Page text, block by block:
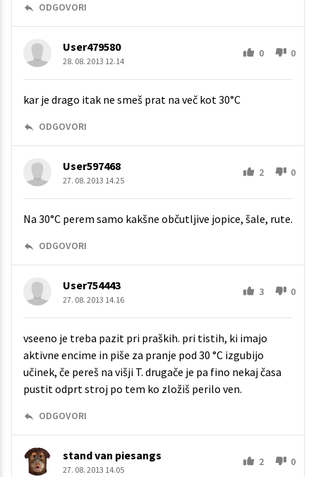
ODGOVORI
User479580
28. 08. 2013 12.14
0 0
kar je drago itak ne smeš prat na več kot 30°C
ODGOVORI
User597468
27. 08. 2013 14.25
2 0
Na 30°C perem samo kakšne občutljive jopice, šale, rute.
ODGOVORI
User754443
27. 08. 2013 14.16
3 0
vseeno je treba pazit pri praških. pri tistih, ki imajo
aktivne encime in piše za pranje pod 30 °C izgubijo
učinek, če pereš na višji T. drugače je pa fino nekaj časa
pustit odprt stroj po tem ko zložiš perilo ven.
ODGOVORI
stand van piesangs
27. 08. 2013 14.05
2 0